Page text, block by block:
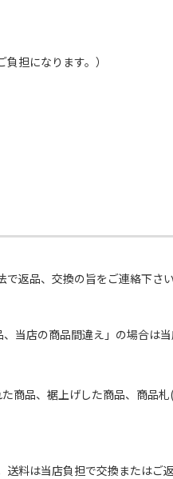
担になります。）
返品、交換の旨をご連絡下さい
当店の商品間違え」の場合は
商品、裾上げした商品、商品
料は当店負担で交換またはご